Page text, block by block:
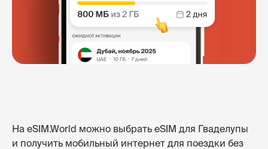
На eSIM.World можно выбрать eSIM для Гваделупы
и получить мобильный интернет для поездки без